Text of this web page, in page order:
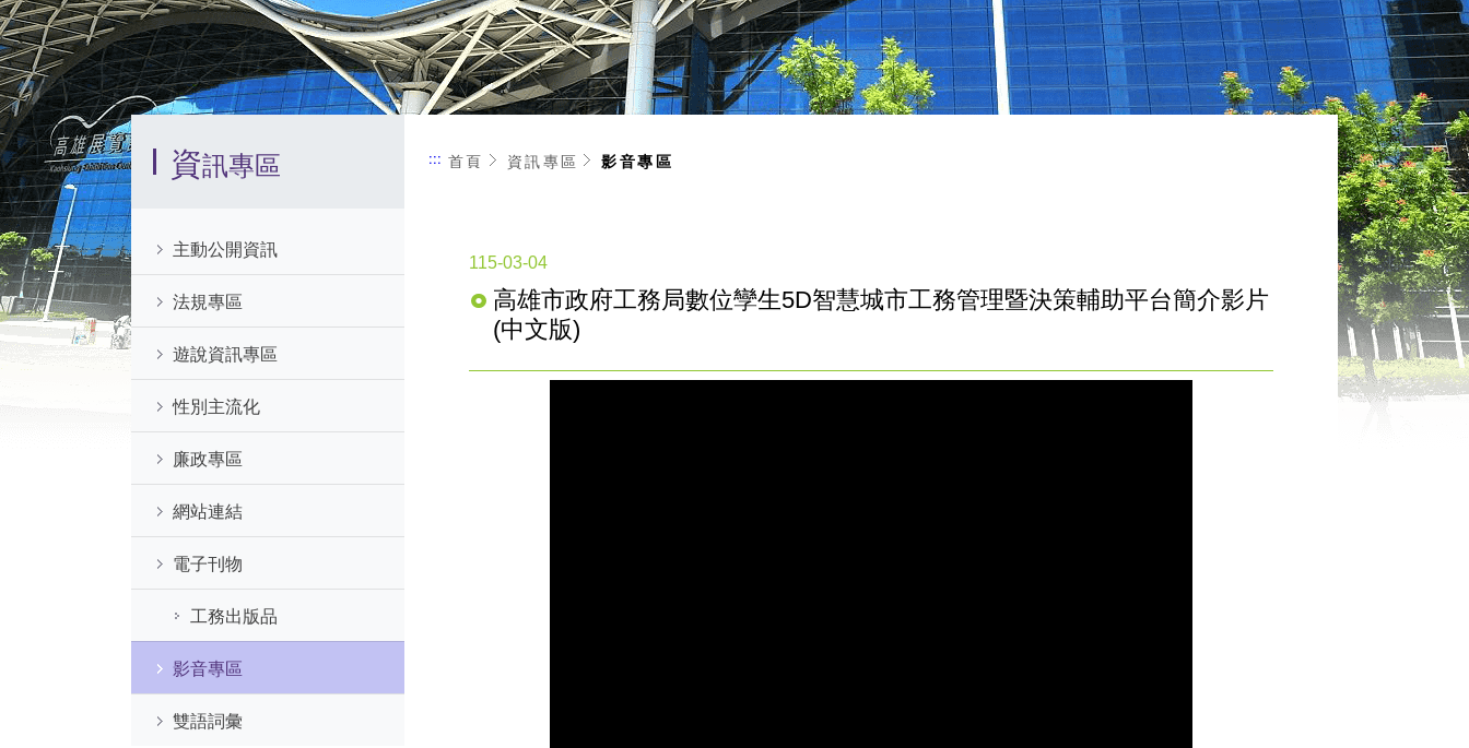
資訊專區
主動公開資訊
法規專區
遊說資訊專區
性別主流化
廉政專區
網站連結
電子刊物
工務出版品
影音專區
雙語詞彙
::: 首頁 資訊專區 影音專區
115-03-04
高雄市政府工務局數位孿生5D智慧城市工務管理暨決策輔助平台簡介影片
(中文版)